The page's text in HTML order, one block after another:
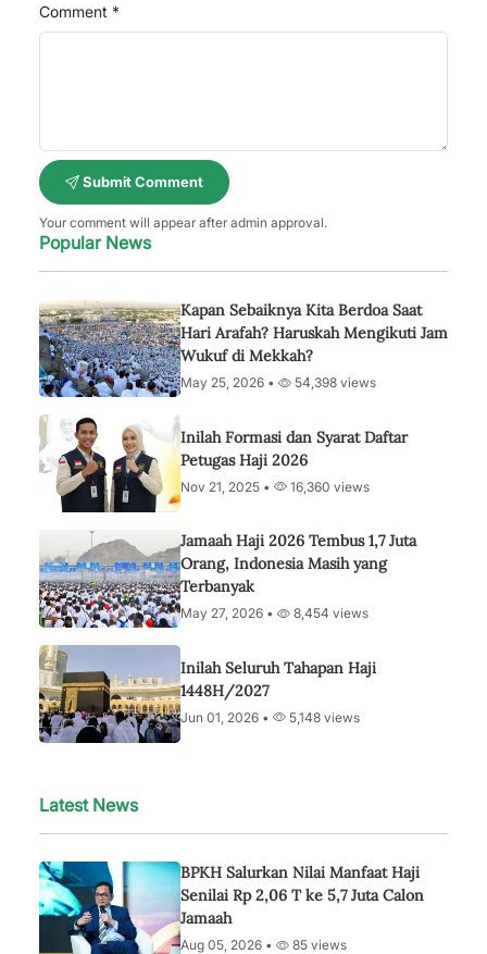
Comment *
Submit Comment
Your comment will appear after admin approval.
Popular News
Kapan Sebaiknya Kita Berdoa Saat
Hari Arafah? Haruskah Mengikuti Jam
Wukuf di Mekkah?
May 25, 2026 • 54,398 views
Inilah Formasi dan Syarat Daftar
Petugas Haji 2026
Nov 21, 2025 • 16,360 views
Jamaah Haji 2026 Tembus 1,7 Juta
Orang, Indonesia Masih yang
Terbanyak
May 27, 2026 • 8,454 views
Inilah Seluruh Tahapan Haji
1448H/2027
Jun 01, 2026 • 5,148 views
Latest News
BPKH Salurkan Nilai Manfaat Haji
Senilai Rp 2,06 T ke 5,7 Juta Calon
Jamaah
Aug 05, 2026 • 85 views